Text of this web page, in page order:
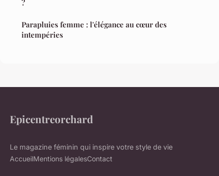
?
Parapluies femme : l'élégance au cœur des
intempéries
Epicentreorchard
Le magazine féminin qui inspire votre style de vie
AccueilMentions légalesContact